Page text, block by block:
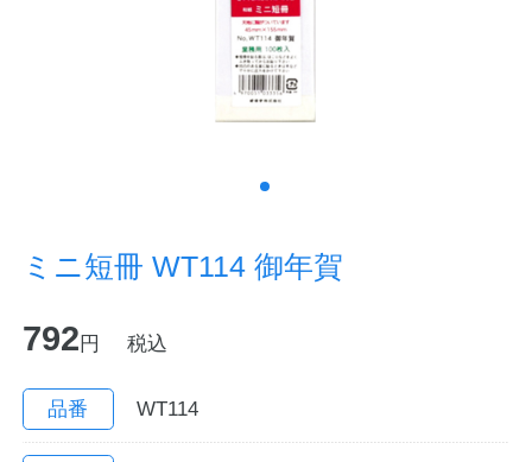
ノートの豆知識
探求・自主学習のすすめ
工場フォトツアー
公式オンラインショップ
企業情報
カタログ
ミニ短冊 WT114 御年賀
792 円 税込
品番 WT114